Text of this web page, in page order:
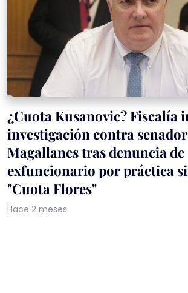
¿Cuota Kusanovic? Fiscalía
investigación contra
Magallanes tras denuncia de
exfuncionario por práctica
"Cuota Flores"
Hace 2 meses